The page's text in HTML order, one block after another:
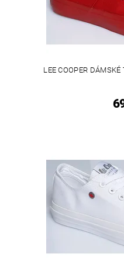
LEE COOPER